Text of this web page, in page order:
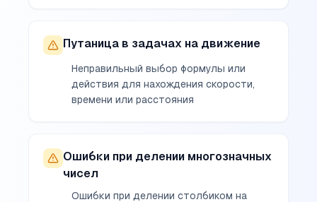
Путаница в задачах на движение
Неправильный выбор формулы или
действия для нахождения скорости,
времени или расстояния
Ошибки при делении многозначных
чисел
Ошибки при делении столбиком на